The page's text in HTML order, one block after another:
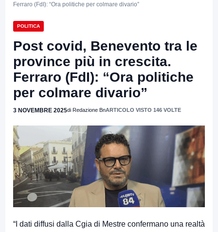
Ferraro (FdI): “Ora politiche per colmare divario”
POLITICA
Post covid, Benevento tra le
province più in crescita.
Ferraro (FdI): “Ora politiche
per colmare divario”
3 NOVEMBRE 2025di Redazione BnARTICOLO VISTO 146 VOLTE
“I dati diffusi dalla Cgia di Mestre confermano una realtà